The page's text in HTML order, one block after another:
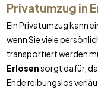
Privatumzug in
Ein Privatumzug kann
wenn Sie viele
transportiert werden
Erlosensorgt dafür,
Ende reibungslos